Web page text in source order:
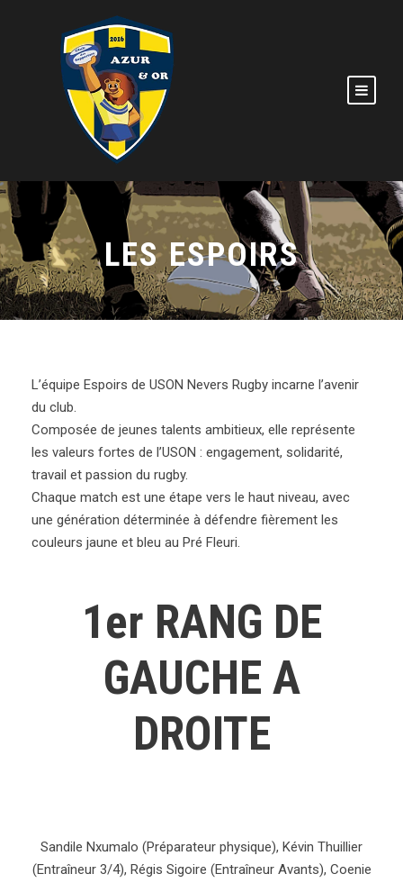
LES ESPOIRS
L’équipe Espoirs de USON Nevers Rugby incarne l’avenir
du club.
Composée de jeunes talents ambitieux, elle représente
les valeurs fortes de l’USON : engagement, solidarité,
travail et passion du rugby.
Chaque match est une étape vers le haut niveau, avec
une génération déterminée à défendre fièrement les
couleurs jaune et bleu au Pré Fleuri.
1er RANG DE
GAUCHE A
DROITE
Sandile Nxumalo (Préparateur physique), Kévin Thuillier
(Entraîneur 3/4), Régis Sigoire (Entraîneur Avants), Coenie